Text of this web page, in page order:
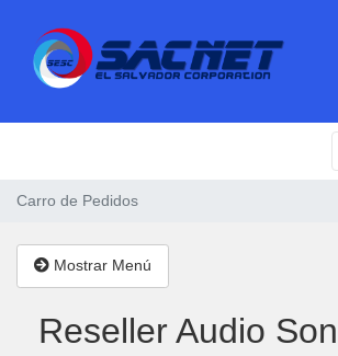
Carro de Pedidos
Mostrar Menú
Reseller Audio